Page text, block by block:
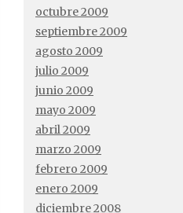
octubre 2009
septiembre 2009
agosto 2009
julio 2009
junio 2009
mayo 2009
abril 2009
marzo 2009
febrero 2009
enero 2009
diciembre 2008